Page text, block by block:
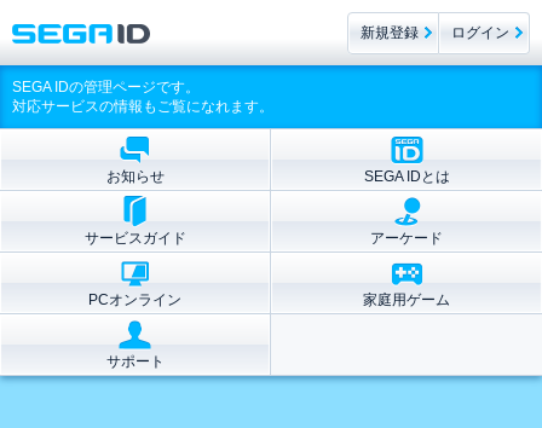
SEGA IDの管理ページです。
対応サービスの情報もご覧になれます。
お知らせ SEGA IDとは
サービスガイド アーケード
PCオンライン 家庭用ゲーム
サポート
新規登録 ログイン